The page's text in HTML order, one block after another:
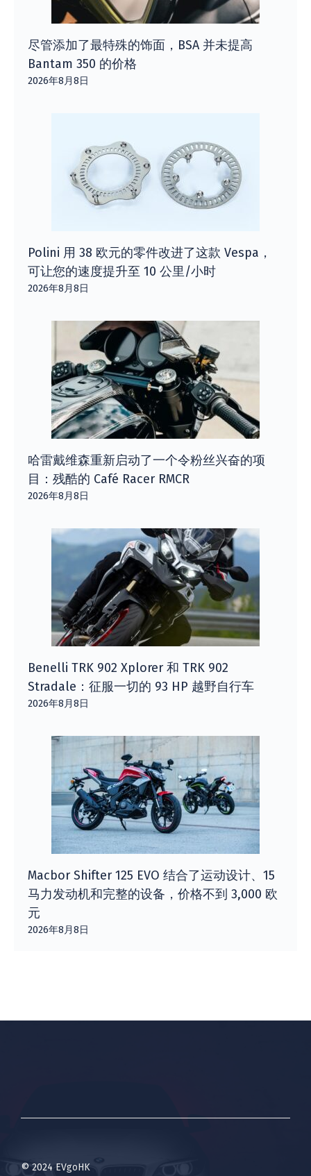
尽管添加了最特殊的饰面，BSA 并未提高
Bantam 350 的价格
2026年8月8日
Polini 用 38 欧元的零件改进了这款 Vespa，
可让您的速度提升至 10 公里/小时
2026年8月8日
哈雷戴维森重新启动了一个令粉丝兴奋的项
目：残酷的 Café Racer RMCR
2026年8月8日
Benelli TRK 902 Xplorer 和 TRK 902
Stradale：征服一切的 93 HP 越野自行车
2026年8月8日
Macbor Shifter 125 EVO 结合了运动设计、15
马力发动机和完整的设备，价格不到 3,000 欧
元
2026年8月8日
© 2024 EVgoHK